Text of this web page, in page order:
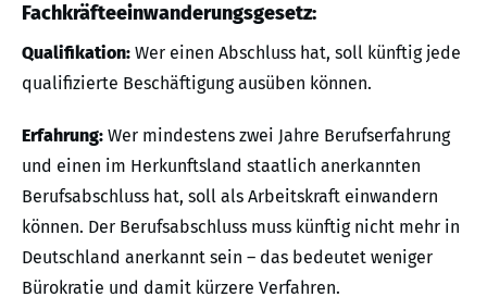
Fachkräfteeinwanderungsgesetz:
Qualifikation: Wer einen Abschluss hat, soll künftig jede
qualifizierte Beschäftigung ausüben können.
Erfahrung: Wer mindestens zwei Jahre Berufserfahrung
und einen im Herkunftsland staatlich anerkannten
Berufsabschluss hat, soll als Arbeitskraft einwandern
können. Der Berufsabschluss muss künftig nicht mehr in
Deutschland anerkannt sein – das bedeutet weniger
Bürokratie und damit kürzere Verfahren.